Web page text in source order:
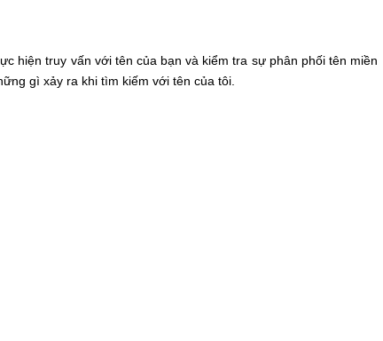
hiện truy vấn với tên của bạn và kiểm tra sự phân phối tên miền
gì xảy ra khi tìm kiếm với tên của tôi.